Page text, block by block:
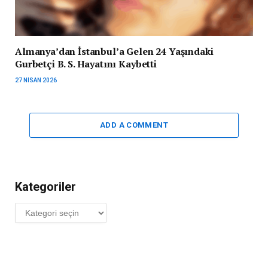
Almanya’dan İstanbul’a Gelen 24 Yaşındaki
Gurbetçi B. S. Hayatını Kaybetti
27 NISAN 2026
ADD A COMMENT
Kategoriler
Kategoriler